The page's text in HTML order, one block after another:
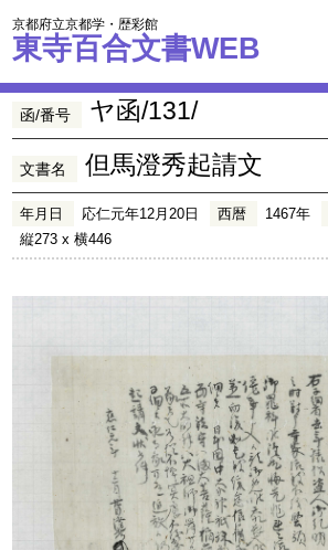
京都府立京都学・歴彩館
東寺百合文書WEB
函/番号 ヤ函/131/
文書名 但馬澄秀起請文
年月日 応仁元年12月20日 西暦 1467年
縦273 x 横446